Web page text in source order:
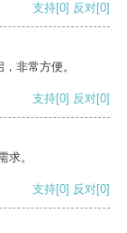
支持[0] 反对[0]
非常方便。
支持[0] 反对[0]
求。
支持[0] 反对[0]